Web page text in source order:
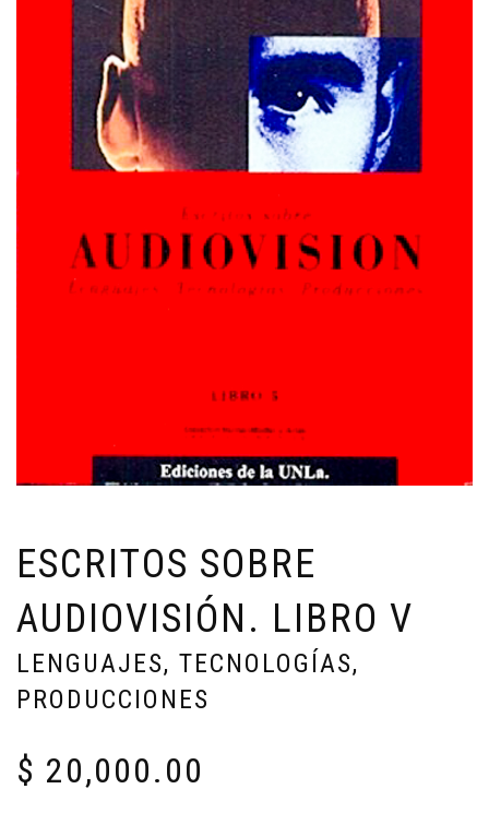
ESCRITOS SOBRE
AUDIOVISIÓN. LIBRO V
LENGUAJES, TECNOLOGÍAS,
PRODUCCIONES
$ 20,000.00